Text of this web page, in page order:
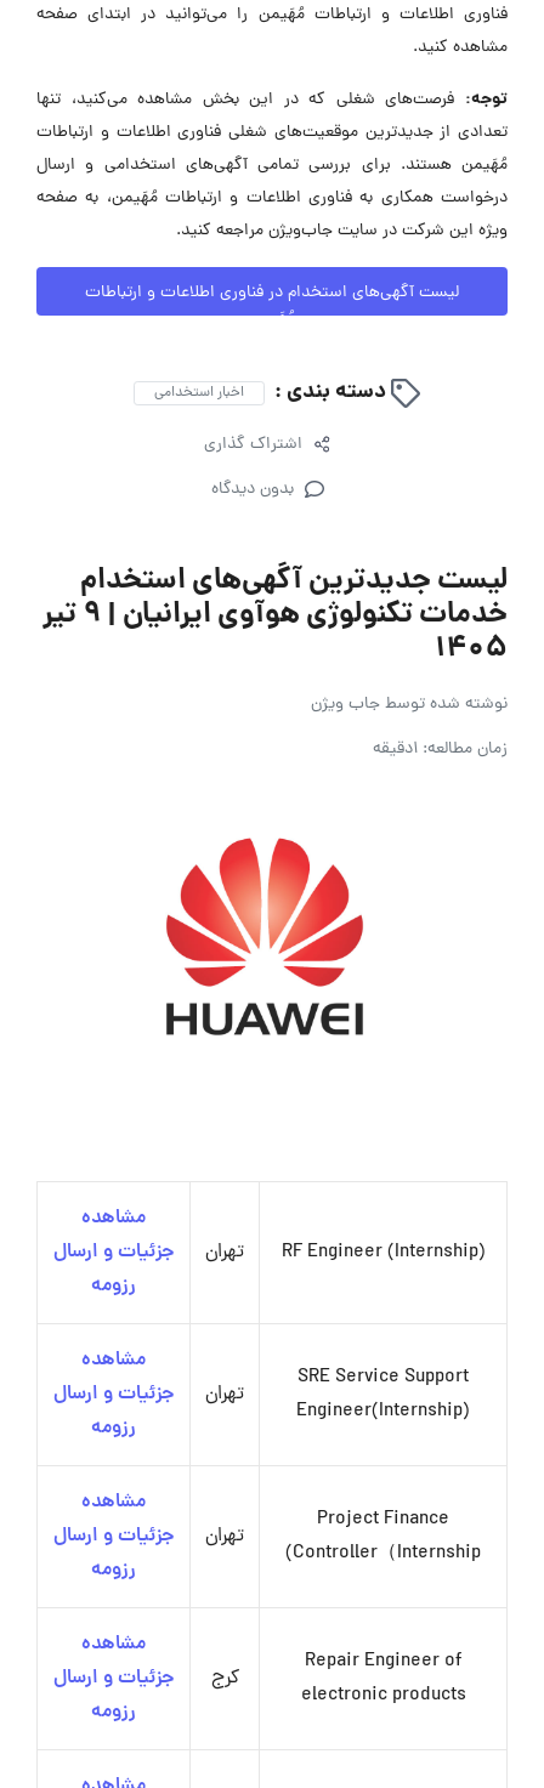
فناوری اطلاعات و ارتباطات مُهَیمن را می‌توانید در ابتدای صفحه
مشاهده کنید.
توجه: فرصت‌های شغلی که در این بخش مشاهده می‌کنید، تنها
تعدادی از جدیدترین موقعیت‌های شغلی فناوری اطلاعات و ارتباطات
مُهَیمن هستند. برای بررسی تمامی آگهی‌های استخدامی و ارسال
درخواست همکاری به فناوری اطلاعات و ارتباطات مُهَیمن، به صفحه
ویژه این شرکت در سایت جاب‌ویژن مراجعه کنید.
لیست آگهی‌های استخدام در فناوری اطلاعات و ارتباطات
مُهَیمن
دسته بندی : اخبار استخدامی
اشتراک گذاری
بدون دیدگاه
لیست جدیدترین آگهی‌های استخدام
خدمات تکنولوژی هوآوی ایرانیان | ۹ تیر
۱۴۰۵
نوشته شده توسطجاب ویژن
زمان مطالعه: 1دقیقه
RF Engineer (Internship) تهران
مشاهده
جزئیات و ارسال
رزومه
SRE Service Support
Engineer(Internship)
تهران
مشاهده
جزئیات و ارسال
رزومه
Project Finance
Controller（Internship)
تهران
مشاهده
جزئیات و ارسال
رزومه
Repair Engineer of
electronic products
کرج
مشاهده
جزئیات و ارسال
رزومه